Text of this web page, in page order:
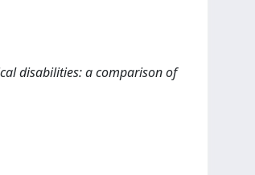
disabilities: a comparison of